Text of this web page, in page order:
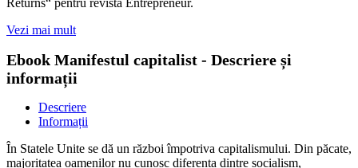
Returns“ pentru revista Entrepreneur.
Vezi mai mult
Ebook Manifestul capitalist - Descriere și
informații
Descriere
Informații
În Statele Unite se dă un război împotriva capitalismului. Din păcate,
majoritatea oamenilor nu cunosc diferența dintre socialism,